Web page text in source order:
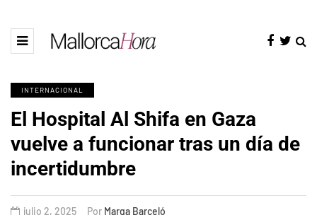
INTERNACIONAL
El Hospital Al Shifa en Gaza
vuelve a funcionar tras un día de
incertidumbre
julio 2, 2025 Por Marga Barceló